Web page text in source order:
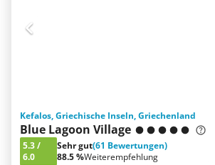
Kefalos, Griechische Inseln, Griechenland
Blue Lagoon Village
5.3/
6.0
Sehr gut(61 Bewertungen)
88.5 %Weiterempfehlung